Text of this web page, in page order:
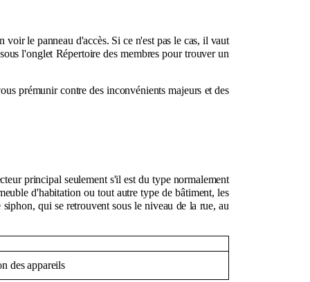
le panneau d'accès. Si ce n'est pas le cas, il vaut
l'onglet Répertoire des membres pour trouver un
prémunir contre des inconvénients majeurs et des
principal seulement s'il est du type normalement
d'habitation ou tout autre type de bâtiment, les
qui se retrouvent sous le niveau de la rue, au
des appareils